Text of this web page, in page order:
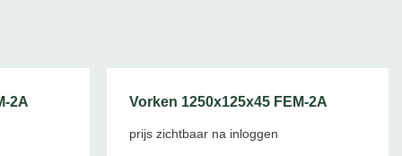
2A Vorken 1250x125x45 FEM-2A
prijs zichtbaar na inloggen